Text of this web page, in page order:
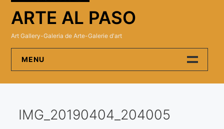
ARTE AL PASO
Art Gallery-Galeria de Arte-Galerie d'art
MENU
Artistas
IMG_20190404_204005